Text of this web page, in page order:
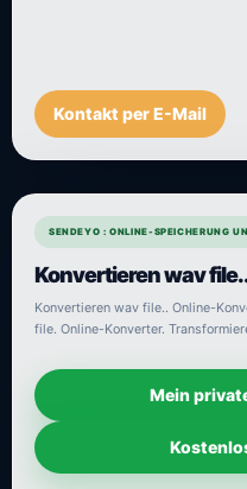
Kontakt per E-Mail
SENDEYO : ONLINE-SPEICHERUNG
Konvertieren wav
Konvertieren wav file.. Online-
file. Online-Konverter.
Mein